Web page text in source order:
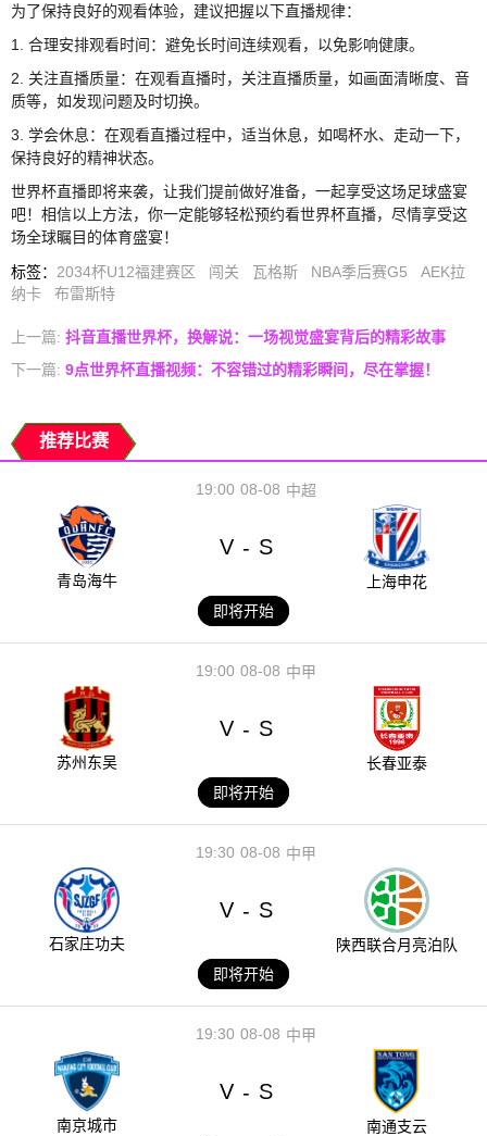
为了保持良好的观看体验，建议把握以下直播规律：
1. 合理安排观看时间：避免长时间连续观看，以免影响健康。
2. 关注直播质量：在观看直播时，关注直播质量，如画面清晰度、音
质等，如发现问题及时切换。
3. 学会休息：在观看直播过程中，适当休息，如喝杯水、走动一下，
保持良好的精神状态。
世界杯直播即将来袭，让我们提前做好准备，一起享受这场足球盛宴
吧！相信以上方法，你一定能够轻松预约看世界杯直播，尽情享受这
场全球瞩目的体育盛宴！
标签： 2034杯U12福建赛区 闯关 瓦格斯 NBA季后赛G5
AEK拉
纳卡
布雷斯特
上一篇: 抖音直播世界杯，换解说：一场视觉盛宴背后的精彩故事
下一篇: 9点世界杯直播视频：不容错过的精彩瞬间，尽在掌握！
推荐比赛
08-08
19:00 中超
青岛海牛
V - S
上海申花
即将开始
08-08
19:00 中甲
苏州东吴
V - S
长春亚泰
即将开始
08-08
19:30 中甲
石家庄功夫
V - S
陕西联合月亮泊队
即将开始
08-08
19:30 中甲
南京城市
V - S
南通支云